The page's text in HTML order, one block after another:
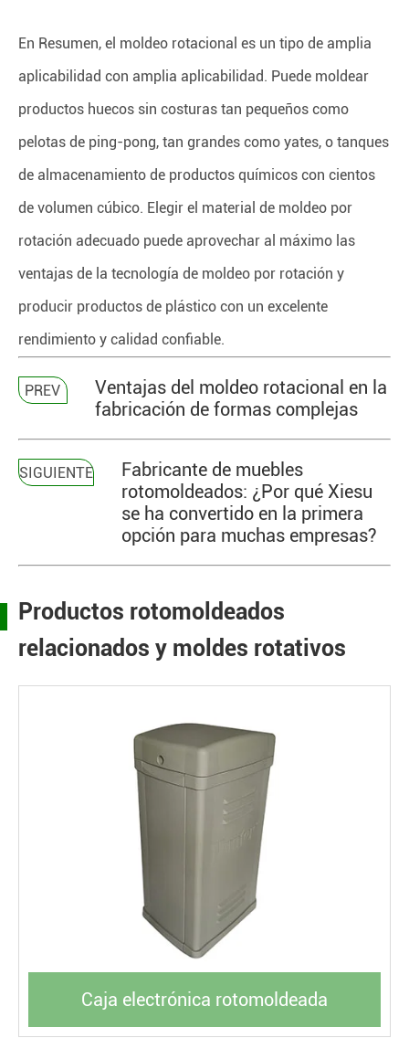
En Resumen, el moldeo rotacional es un tipo de amplia
aplicabilidad con amplia aplicabilidad. Puede moldear
productos huecos sin costuras tan pequeños como
pelotas de ping-pong, tan grandes como yates, o tanques
de almacenamiento de productos químicos con cientos
de volumen cúbico. Elegir el material de moldeo por
rotación adecuado puede aprovechar al máximo las
ventajas de la tecnología de moldeo por rotación y
producir productos de plástico con un excelente
rendimiento y calidad confiable.
PREV
Ventajas del moldeo rotacional en la
fabricación de formas complejas
SIGUIENTE
Fabricante de muebles
rotomoldeados: ¿Por qué Xiesu
se ha convertido en la primera
opción para muchas empresas?
Productos rotomoldeados
relacionados y moldes rotativos
Caja electrónica rotomoldeada